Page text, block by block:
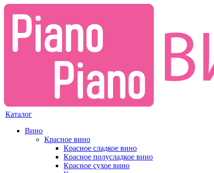
Каталог
Вино
Красное вино
Красное сладкое вино
Красное полусладкое вино
Красное сухое вино